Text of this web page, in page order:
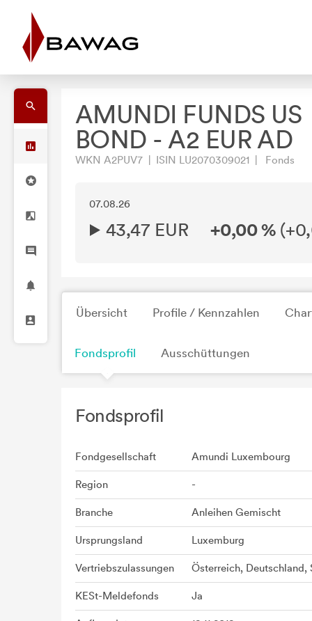
AMUNDI FUNDS US
BOND - A2 EUR AD
WKN A2PUV7 | ISIN LU2070309021 | Fonds
07.08.26
43,47 EUR +0,00 % (
Übersicht Profile / Kennzahlen
Fondsprofil Ausschüttungen
Fondsprofil
Fondgesellschaft Amundi Luxembourg
Region -
Branche Anleihen Gemischt
Ursprungsland Luxemburg
Vertriebszulassungen Österreich, Deutschland,
KESt-Meldefonds Ja